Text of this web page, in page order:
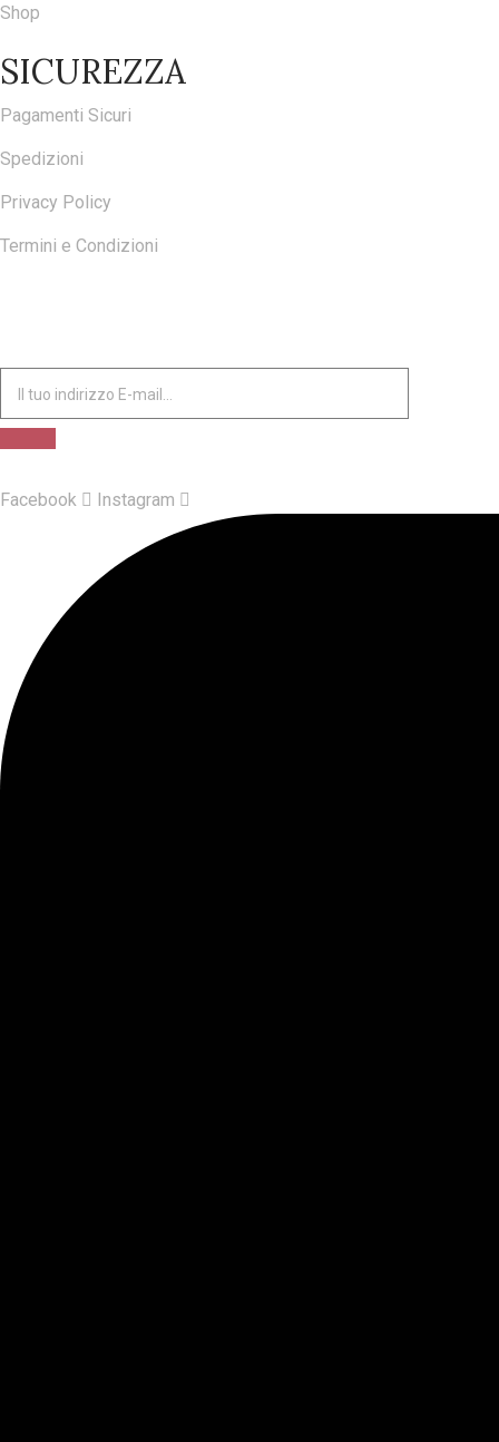
Shop
SICUREZZA
Pagamenti Sicuri
Spedizioni
Privacy Policy
Termini e Condizioni
Facebook Instagram